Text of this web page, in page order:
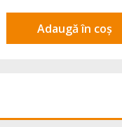
Adaugă în coș